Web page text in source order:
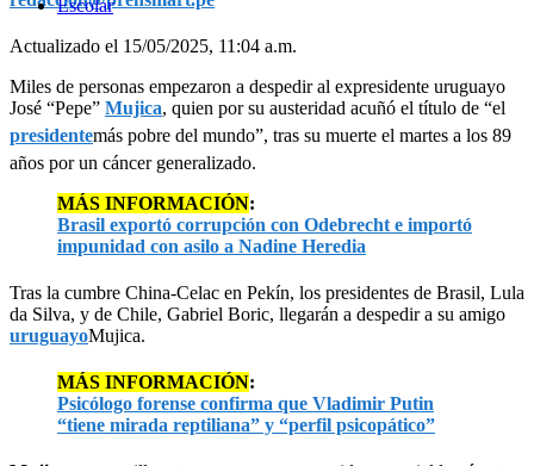
Escolar
Actualizado el 15/05/2025, 11:04 a.m.
Miles de personas empezaron a despedir al expresidente uruguayo
José “Pepe” Mujica, quien por su austeridad acuñó el título de “el
presidentemás pobre del mundo”, tras su muerte el martes a los 89
años por un cáncer generalizado.
MÁS INFORMACIÓN:
Brasil exportó corrupción con Odebrecht e importó
impunidad con asilo a Nadine Heredia
Tras la cumbre China-Celac en Pekín, los presidentes de Brasil, Lula
da Silva, y de Chile, Gabriel Boric, llegarán a despedir a su amigo
uruguayoMujica.
MÁS INFORMACIÓN:
Psicólogo forense confirma que Vladimir Putin
“tiene mirada reptiliana” y “perfil psicopático”